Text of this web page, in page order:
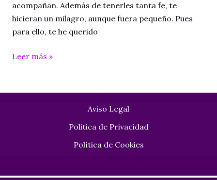
acompañan. Además de tenerles tanta fe, te
hicieran un milagro, aunque fuera pequeño. Pues
para ello, te he querido
Ritual Copa
Leer más »
Aviso Legal
Politica de Privacidad
Política de Cookies